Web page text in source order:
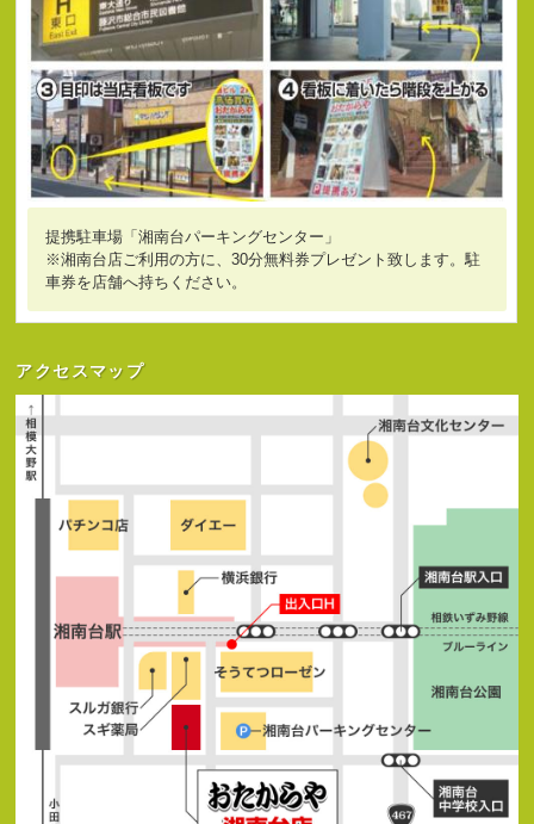
提携駐車場「湘南台パーキングセンター」
※湘南台店ご利用の方に、30分無料券プレゼント致します。駐
車券を店舗へ持ちください。
アクセスマップ